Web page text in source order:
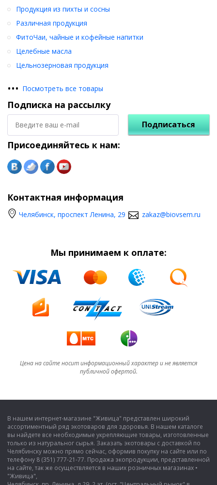
Продукция из пихты и сосны
Различная продукция
ФитоЧаи, чайные и кофейные напитки
Целебные масла
Цельнозерновая продукция
••• Посмотреть все товары
Подписка на рассылку
Подписаться
Присоединяйтесь к нам:
Контактная информация
Челябинск, проспект Ленина, 29 zakaz@biovsem.ru
Мы принимаем к оплате:
Цена на сайте носит информационный характер и не является
публичной офертой.
В нашем интернет-магазине "Живица" представлен широкий
ассортиментный ряд экотоваров для здоровья. В нашем каталоге
вы найдете все необходимые укрепляющие товары, изготовленные
только из натуральног сырья. Заказать экотовары с доставкой по
Челябинску можно прямо сейчас, оформив покупку на сайте или по
телефону 8 (351) 777-21-77. Продажа экопродукции, представленной
на сайте, так же осуществляется в наших розничных магазинах •
"Живица",